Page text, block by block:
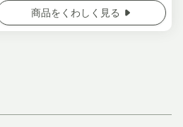
商品をくわしく見る